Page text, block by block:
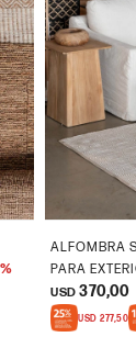
ALFOMBRA
PARA
USD 370,00
USD 277,50